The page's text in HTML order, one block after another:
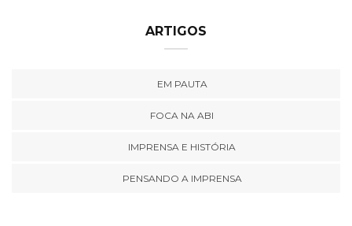
ARTIGOS
EM PAUTA
FOCA NA ABI
IMPRENSA E HISTÓRIA
PENSANDO A IMPRENSA